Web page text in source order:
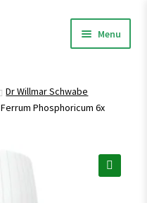
Menu
Dr Willmar Schwabe
Ferrum Phosphoricum 6x